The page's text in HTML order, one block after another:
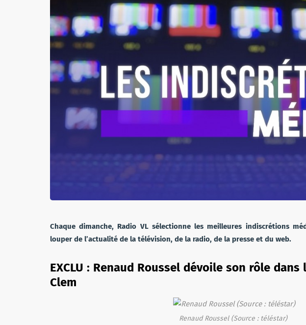
Chaque dimanche, Radio VL sélectionne les meilleures indiscrétions
louper de l’actualité de la télévision, de la radio, de la presse et du web.
EXCLU : Renaud Roussel dévoile son rôle
Clem
Renaud Roussel (Source : téléstar)